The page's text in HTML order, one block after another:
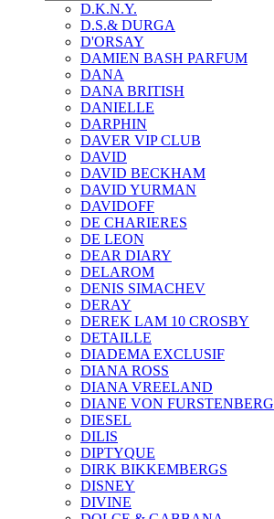
D.K.N.Y.
D.S.& DURGA
D'ORSAY
DAMIEN BASH PARFUM
DANA
DANA BRITISH
DANIELLE
DARPHIN
DAVER VIP CLUB
DAVID
DAVID BECKHAM
DAVID YURMAN
DAVIDOFF
DE CHARIERES
DE LEON
DEAR DIARY
DELAROM
DENIS SIMACHEV
DERAY
DEREK LAM 10 CROSBY
DETAILLE
DIADEMA EXCLUSIF
DIANA ROSS
DIANA VREELAND
DIANE VON FURSTENBERG
DIESEL
DILIS
DIPTYQUE
DIRK BIKKEMBERGS
DISNEY
DIVINE